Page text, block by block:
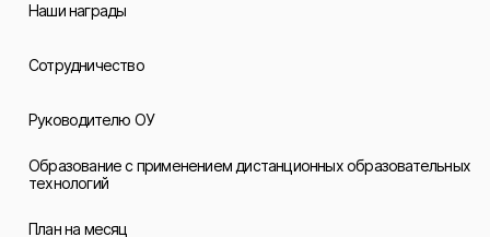
Наши награды
Сотрудничество
Руководителю ОУ
Образование с применением дистанционных образовательных
технологий
План на месяц